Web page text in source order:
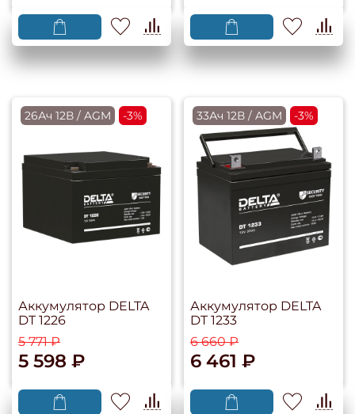
26Ач 12В / AGM -3%
Аккумулятор DELTA
DT 1226
5 771 ₽
5 598 ₽
33Ач 12В / AGM -3%
Аккумулятор DELTA
DT 1233
6 660 ₽
6 461 ₽